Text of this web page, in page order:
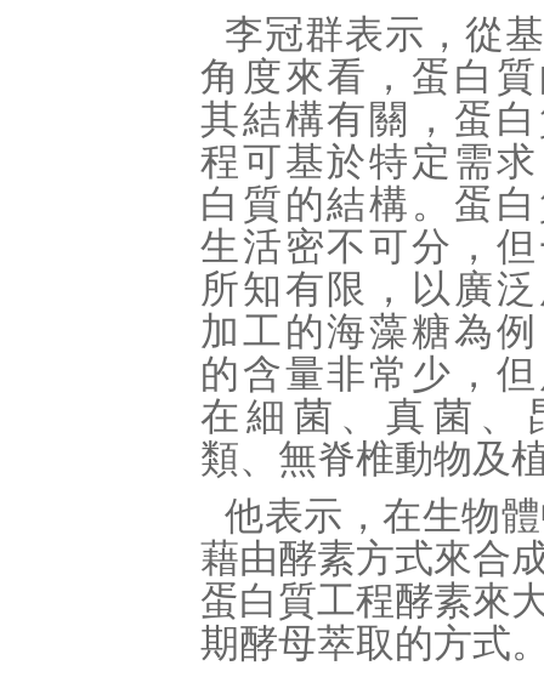
李冠群表示，從
角度來看，蛋白
其結構有關，蛋
程可基於特定需
白質的結構。蛋
生活密不可分，
所知有限，以廣
加工的海藻糖為
的含量非常少，
在細菌、真菌、
類、無脊椎動物及
他表示，在生物
藉由酵素方式來合
蛋白質工程酵素來
期酵母萃取的方式